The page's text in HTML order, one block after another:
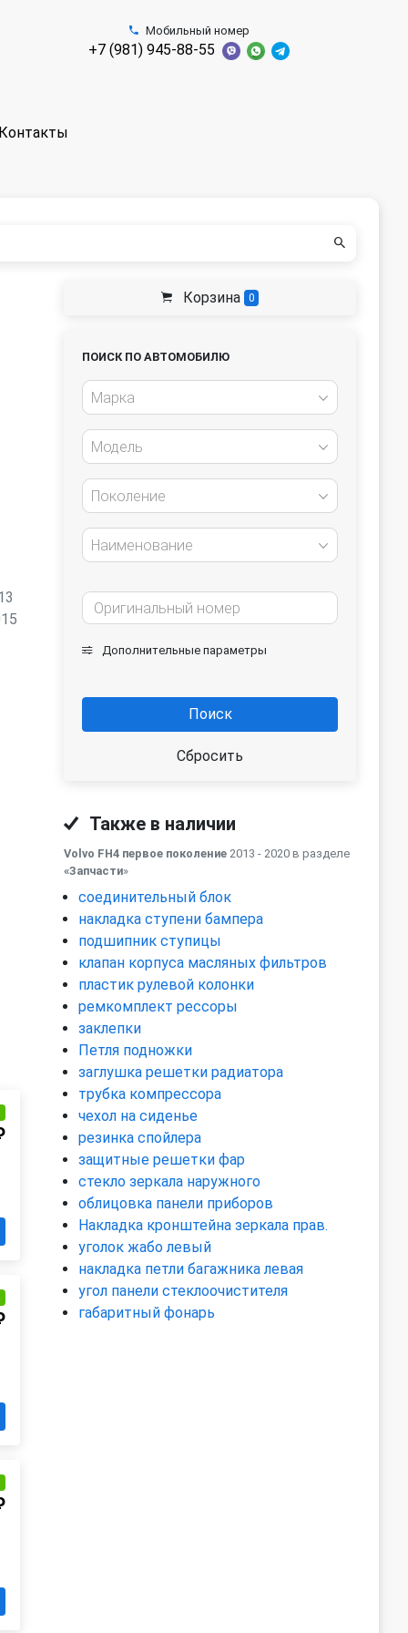
Мобильный номер
+7 (981) 945-88-55
Контакты
Корзина 0
ПОИСК ПО АВТОМОБИЛЮ
Марка
Модель
Поколение
Наименование
Дополнительные параметры
Поиск
Сбросить
Также в наличии
Volvo FH4 первое поколение 2013 - 2020 в разделе
«Запчасти»
соединительный блок
накладка ступени бампера
подшипник ступицы
клапан корпуса масляных фильтров
пластик рулевой колонки
ремкомплект рессоры
заклепки
Петля подножки
заглушка решетки радиатора
трубка компрессора
чехол на сиденье
резинка спойлера
защитные решетки фар
стекло зеркала наружного
облицовка панели приборов
Накладка кронштейна зеркала прав.
уголок жабо левый
накладка петли багажника левая
угол панели стеклоочистителя
габаритный фонарь